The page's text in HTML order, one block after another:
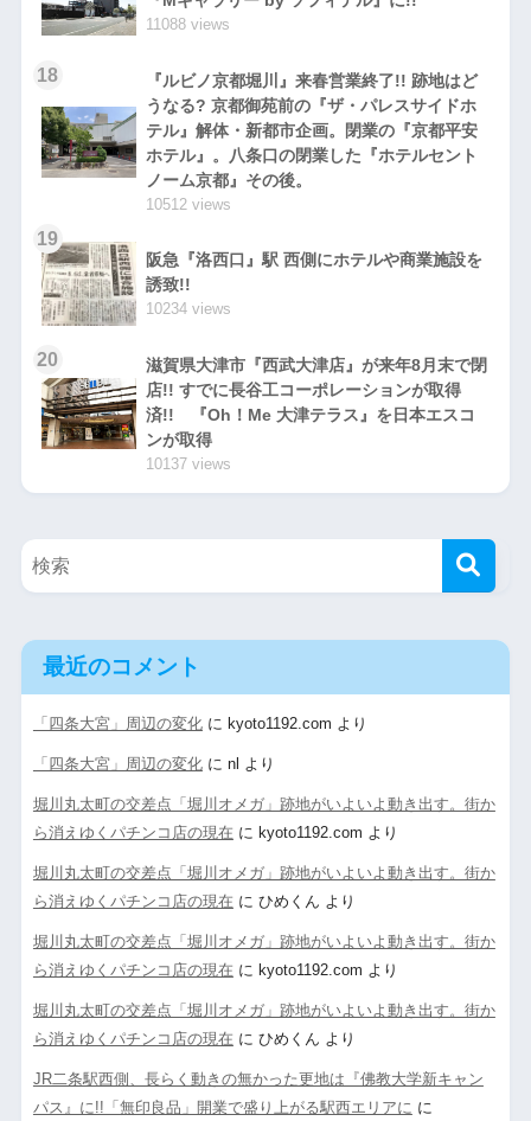
11088 views
18
『ルビノ京都堀川』来春営業終了!! 跡地はど
うなる? 京都御苑前の『ザ・パレスサイドホ
テル』解体・新都市企画。閉業の『京都平安
ホテル』。八条口の閉業した『ホテルセント
ノーム京都』その後。
10512 views
19
阪急『洛西口』駅 西側にホテルや商業施設を
誘致!!
10234 views
20
滋賀県大津市『西武大津店』が来年8月末で閉
店!! すでに長谷工コーポレーションが取得
済!! 『Oh！Me 大津テラス』を日本エスコ
ンが取得
10137 views
最近のコメント
「四条大宮」周辺の変化に kyoto1192.com より
「四条大宮」周辺の変化に nl より
堀川丸太町の交差点「堀川オメガ」跡地がいよいよ動き出す。街か
ら消えゆくパチンコ店の現在 に kyoto1192.com より
堀川丸太町の交差点「堀川オメガ」跡地がいよいよ動き出す。街か
ら消えゆくパチンコ店の現在 に ひめくん より
堀川丸太町の交差点「堀川オメガ」跡地がいよいよ動き出す。街か
ら消えゆくパチンコ店の現在 に kyoto1192.com より
堀川丸太町の交差点「堀川オメガ」跡地がいよいよ動き出す。街か
ら消えゆくパチンコ店の現在 に ひめくん より
JR二条駅西側、長らく動きの無かった更地は『佛教大学新キャン
パス』に!!「無印良品」開業で盛り上がる駅西エリアに に